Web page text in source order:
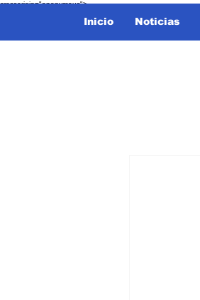
crossorigin="anonymous">
Inicio Noticias